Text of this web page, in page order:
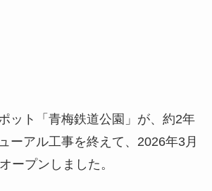
ット「青梅鉄道公園」が、約2年
ーアル工事を終えて、2026年3月
ープンしました。